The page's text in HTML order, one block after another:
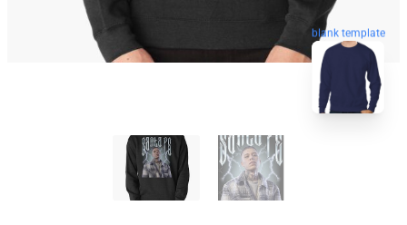
blank template